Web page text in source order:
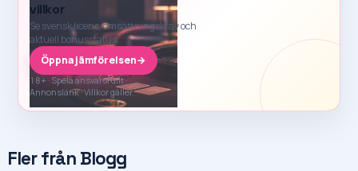
villkor
Se svensk licens, omsättningskrav och
aktuell bonusstatus.
Öppna jämförelsen→
18+ · Spela ansvarsfullt ·
Annonslänk · Villkor gäller.
Fler från Blogg